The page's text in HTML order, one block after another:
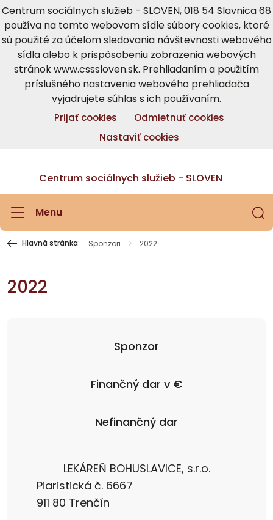
Centrum sociálnych služieb - SLOVEN, 018 54 Slavnica 68
používa na tomto webovom sídle súbory cookies, ktoré
sú použité za účelom sledovania návštevnosti webového
sídla alebo k prispôsobeniu zobrazenia webových
stránok www.csssloven.sk. Prehliadaním a použitím
príslušného nastavenia webového prehliadača
vyjadrujete súhlas s ich používaním.
Prijať cookies
Odmietnuť cookies
Nastaviť cookies
Centrum sociálnych služieb - SLOVEN
Menu
Hlavná stránka Sponzori 2022
2022
Sponzor
Finančný dar v €
Nefinančný dar
LEKÁREŇ BOHUSLAVICE, s.r.o.
Piaristická č. 6667
911 80 Trenčín